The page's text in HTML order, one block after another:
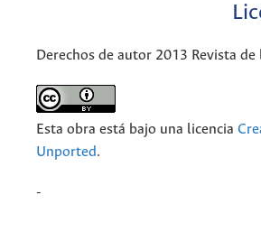
Derechos de autor 2013 Revista
Esta obra está bajo una licencia
Unported.
-